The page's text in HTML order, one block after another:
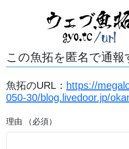
この魚拓を匿名で通報
魚拓のURL： https://
050-30/blog.livedoor.jp/
理由 （必須）